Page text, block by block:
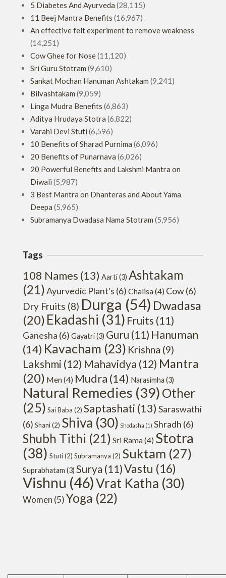
5 Diabetes And Ayurveda (28,115)
11 Beej Mantra Benefits (16,967)
An effective felt experiment to remove weakness
(14,251)
Cow Ghee for Nose(11,120)
Sri Guru Stotram (9,610)
Sankat Mochan Hanuman Ashtakam (9,241)
Bilvashtakam (9,059)
Linga Mudra Benefits (6,863)
Aditya Hrudaya Stotra (6,822)
Varahi Devi Stuti (6,596)
10 Benefits of Sharad Purnima (6,096)
20 Benefits of Punarnava (6,026)
20 Powerful Benefits and Lakshmi Mantra on
Diwali (5,987)
3 Best Mantra on Dhanteras and About Yama
Deepa (5,965)
Subramanya Dwadasa Nama Stotram (5,956)
Tags
108 Names (13) Aarti(3) Ashtakam
(21)Ayurvedic Plant's (6) Chalisa(4) Cow(6)
Dry Fruits (8) Durga (54) Dwadasa
(20) Ekadashi (31) Fruits (11)
Ganesha (6) Gayatri(3) Guru (11) Hanuman
(14) Kavacham (23) Krishna (9)
Lakshmi (12) Mahavidya (12) Mantra
(20) Men(4) Mudra (14) Narasimha (3)
Natural Remedies (39) Other
(25) Sai Baba (2) Saptashati (13) Saraswathi
(6) Shani(2) Shiva (30) Shodasha (1) Shradh (6)
Shubh Tithi (21) Sri Rama(4) Stotra
(38) Stuti(2) Subramanya (2) Suktam (27)
Suprabhatam (3) Surya (11)Vastu (16)
Vishnu (46)Vrat Katha (30)
Women (5)Yoga (22)